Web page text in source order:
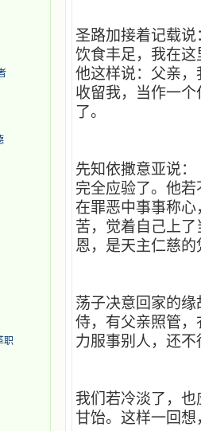
职
圣路加接着记载
饮食丰足，我在
他这样说：父亲
收留我，当作一
了。
先知依撒意亚说：
完全应验了。他
在罪恶中事事称
苦，觉着自己上
恩，是天主仁慈的
荡子决意回家的
侍，有父亲照管
力服事别人，还
我们若冷淡了，
甘饴。这样一回